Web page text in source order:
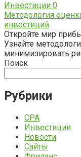
Инвестиции 0
Методология
инвестиций
Откройте мир
Узнайте
минимизировать
Поиск
Рубрики
CPA
Инвестиции
Новости
Сайты